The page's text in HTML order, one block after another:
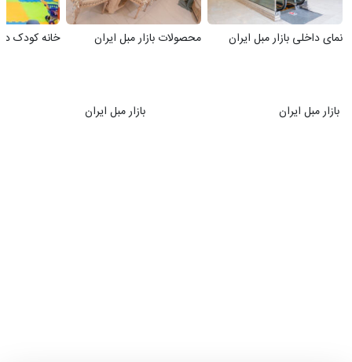
نمای داخلی بازار مبل ایران محصولات بازار مبل ایران خانه کودک در
بازار مبل ایران بازار مبل ایران